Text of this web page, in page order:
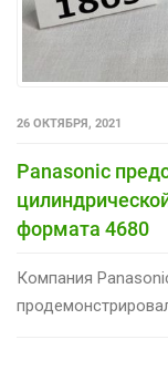
26 ОКТЯБРЯ, 2021
Panasonic
формата 4680
Компания